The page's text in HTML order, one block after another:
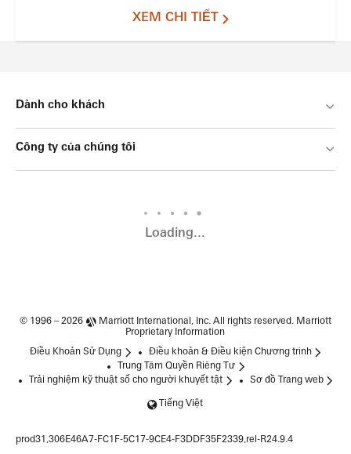
XEM CHI TIẾT
Dành cho khách
Công ty của chúng tôi
Loading...
© 1996 – 2026 Marriott International, Inc. All rights reserved. Marriott
Proprietary Information
Điều Khoản Sử Dụng
Điều khoản & Điều kiện Chương trình
Trung Tâm Quyền Riêng Tư
Trải nghiệm kỹ thuật số cho người khuyết tật
Sơ đồ Trang web
Tiếng Việt
prod31,306E46A7-FC1F-5C17-9CE4-F3DDF35F2339,rel-R24.9.4